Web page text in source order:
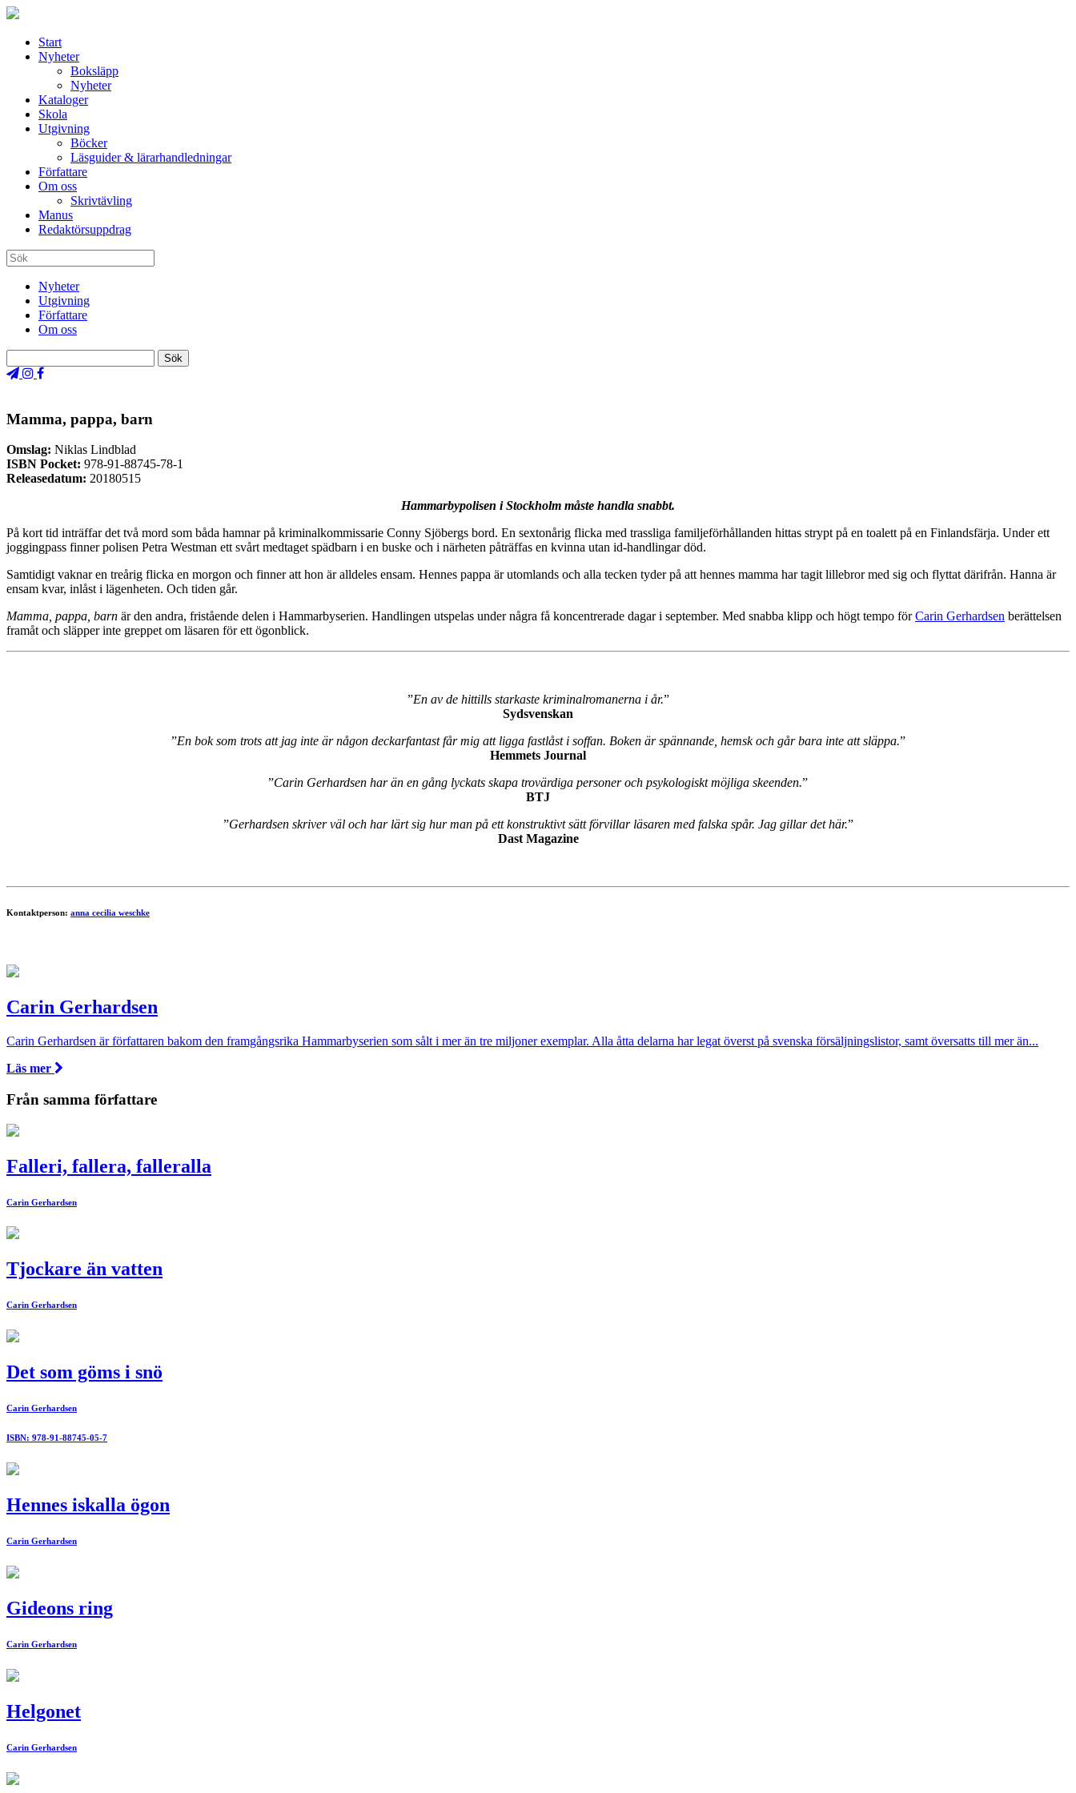
Start
Nyheter
Boksläpp
Nyheter
Kataloger
Skola
Utgivning
Böcker
Läsguider & lärarhandledningar
Författare
Om oss
Skrivtävling
Manus
Redaktörsuppdrag
Nyheter
Utgivning
Författare
Om oss
Mamma, pappa, barn
Omslag: Niklas Lindblad
ISBN Pocket: 978-91-88745-78-1
Releasedatum: 20180515
Hammarbypolisen i Stockholm måste handla snabbt.
På kort tid inträffar det två mord som båda hamnar på kriminalkommissarie Conny Sjöbergs bord. En sextonårig flicka med trassliga familjeförhållanden hittas strypt på en toalett på en Finlandsfärja. Under ett
joggingpass finner polisen Petra Westman ett svårt medtaget spädbarn i en buske och i närheten påträffas en kvinna utan id-handlingar död.
Samtidigt vaknar en treårig flicka en morgon och finner att hon är alldeles ensam. Hennes pappa är utomlands och alla tecken tyder på att hennes mamma har tagit lillebror med sig och flyttat därifrån. Hanna är
ensam kvar, inlåst i lägenheten. Och tiden går.
Mamma, pappa, barn är den andra, fristående delen i Hammarbyserien. Handlingen utspelas under några få koncentrerade dagar i september. Med snabba klipp och högt tempo förCarin Gerhardsen berättelsen
framåt och släpper inte greppet om läsaren för ett ögonblick.
”En av de hittills starkaste kriminalromanerna i år.”
Sydsvenskan
”En bok som trots att jag inte är någon deckarfantast får mig att ligga fastlåst i soffan. Boken är spännande, hemsk och går bara inte att släppa.”
Hemmets Journal
”Carin Gerhardsen har än en gång lyckats skapa trovärdiga personer och psykologiskt möjliga skeenden.”
BTJ
”Gerhardsen skriver väl och har lärt sig hur man på ett konstruktivt sätt förvillar läsaren med falska spår. Jag gillar det här.”
Dast Magazine
Kontaktperson: anna cecilia weschke
Carin Gerhardsen
Carin Gerhardsen är författaren bakom den framgångsrika Hammarbyserien som sålt i mer än tre miljoner exemplar. Alla åtta delarna har legat överst på svenska försäljningslistor, samt översatts till mer än...
Läs mer
Från samma författare
Falleri, fallera, falleralla
Carin Gerhardsen
Tjockare än vatten
Carin Gerhardsen
Det som göms i snö
Carin Gerhardsen
ISBN: 978-91-88745-05-7
Hennes iskalla ögon
Carin Gerhardsen
Gideons ring
Carin Gerhardsen
Helgonet
Carin Gerhardsen